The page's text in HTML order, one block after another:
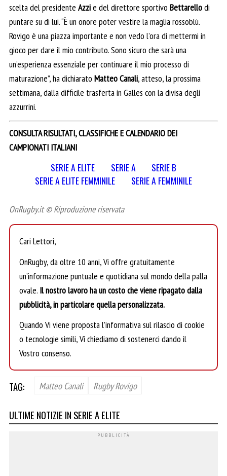
scelta del presidente Azzie del direttore sportivo Bettarellodi
puntare su di lui. “È un onore poter vestire la maglia rossoblù.
Rovigo è una piazza importante e non vedo l’ora di mettermi in
gioco per dare il mio contributo. Sono sicuro che sarà una
un’esperienza essenziale per continuare il mio processo di
maturazione”, ha dichiarato Matteo Canali, atteso, la prossima
settimana, dalla difficile trasferta in Galles con la divisa degli
azzurrini.
CONSULTA RISULTATI, CLASSIFICHE E CALENDARIO DEI
CAMPIONATI ITALIANI
SERIE A ELITE SERIE A
SERIE B
SERIE A ELITE FEMMINILE
SERIE A FEMMINILE
OnRugby.it © Riproduzione riservata
Cari Lettori,
OnRugby, da oltre 10 anni, Vi offre gratuitamente
un’informazione puntuale e quotidiana sul mondo della palla
ovale. Il nostro lavoro ha un costo che viene ripagato dalla
pubblicità, in particolare quella personalizzata.
Quando Vi viene proposta l’informativa sul rilascio di cookie
o tecnologie simili, Vi chiediamo di sostenerci dando il
Vostro consenso.
TAG: Matteo Canali Rugby Rovigo
ULTIME NOTIZIE IN SERIE A ELITE